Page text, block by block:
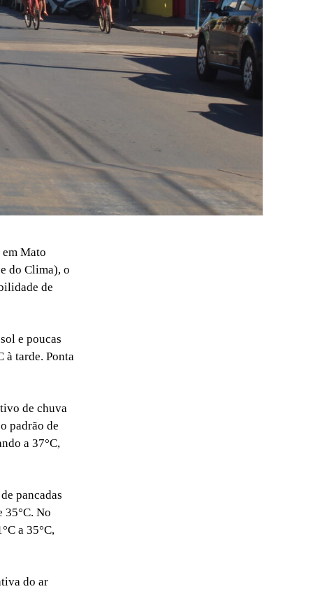
Mato
do Clima), o
de
e poucas
à tarde. Ponta
de chuva
padrão de
a 37°C,
pancadas
35°C. No
a 35°C,
do ar